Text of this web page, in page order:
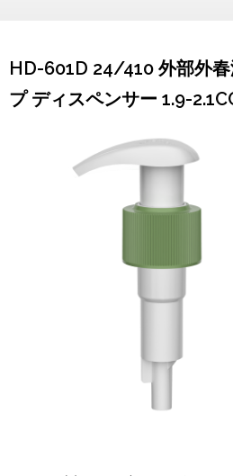
HD-601D 24/410 外部外
プ ディスペンサー 1.9-